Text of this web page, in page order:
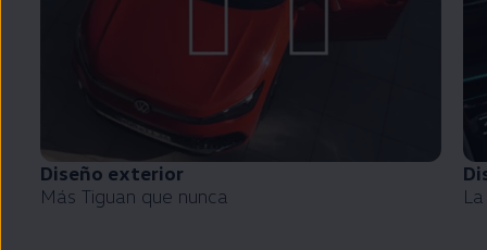
Diseño exterior
Más Tiguan que nunca